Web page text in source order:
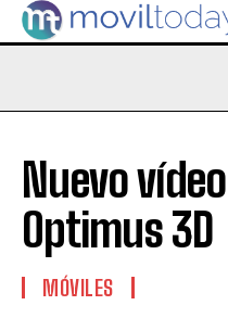
Nuevo
Optimus 3D
MÓVILES